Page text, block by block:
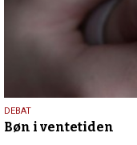
29.
april
DEBAT
Bøn i ventetiden